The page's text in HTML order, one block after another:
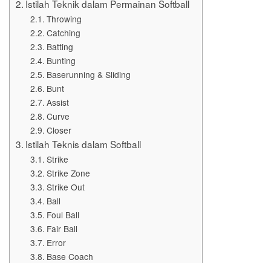
Istilah Teknik dalam Permainan Softball
Throwing
Catching
Batting
Bunting
Baserunning & Sliding
Bunt
Assist
Curve
Closer
Istilah Teknis dalam Softball
Strike
Strike Zone
Strike Out
Ball
Foul Ball
Fair Ball
Error
Base Coach